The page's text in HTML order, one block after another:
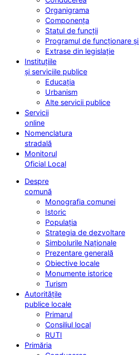
Organigrama
Componența
Statul de funcții
Programul de funcționare
Extrase din legislație
Instituțiile
și serviciile publice
Educația
Urbanism
Alte servicii publice
Servicii
online
Nomenclatura
stradală
Monitorul
Oficial Local
Despre
comună
Monografia comunei
Istoric
Populația
Strategia de dezvoltare
Simbolurile Naționale
Prezentare generală
Obiective locale
Monumente istorice
Turism
Autoritățile
publice locale
Primarul
Consiliul local
RUTI
Primăria